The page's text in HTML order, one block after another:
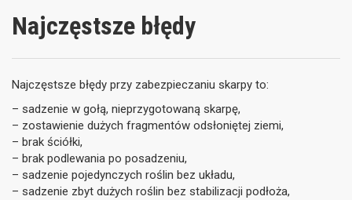
Najczęstsze błędy
Najczęstsze błędy przy zabezpieczaniu skarpy to:
– sadzenie w gołą, nieprzygotowaną skarpę,
– zostawienie dużych fragmentów odsłoniętej ziemi,
– brak ściółki,
– brak podlewania po posadzeniu,
– sadzenie pojedynczych roślin bez układu,
– sadzenie zbyt dużych roślin bez stabilizacji podłoża,